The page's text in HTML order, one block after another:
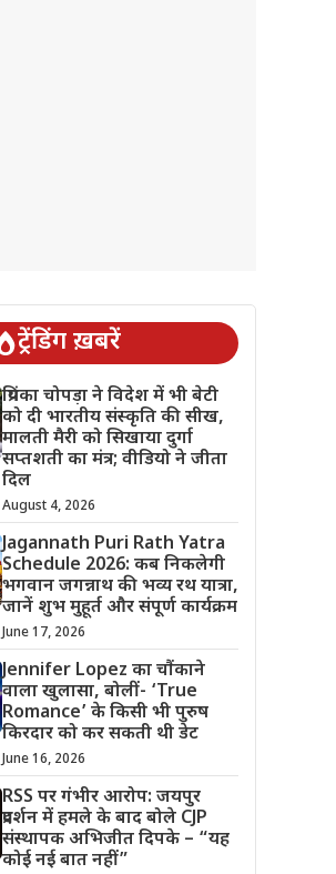
ट्रेंडिंग ख़बरें
प्रियंका चोपड़ा ने विदेश में भी बेटी
को दी भारतीय संस्कृति की सीख,
मालती मैरी को सिखाया दुर्गा
सप्तशती का मंत्र; वीडियो ने जीता
दिल
August 4, 2026
Jagannath Puri Rath Yatra
Schedule 2026: कब निकलेगी
भगवान जगन्नाथ की भव्य रथ यात्रा,
जानें शुभ मुहूर्त और संपूर्ण कार्यक्रम
June 17, 2026
Jennifer Lopez का चौंकाने
वाला खुलासा, बोलीं- ‘True
Romance’ के किसी भी पुरुष
किरदार को कर सकती थी डेट
June 16, 2026
RSS पर गंभीर आरोप: जयपुर
प्रदर्शन में हमले के बाद बोले CJP
संस्थापक अभिजीत दिपके – “यह
कोई नई बात नहीं”